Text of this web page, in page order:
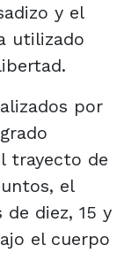
y el
utilizado
por
trayecto de
el
diez, 15 y
el cuerpo